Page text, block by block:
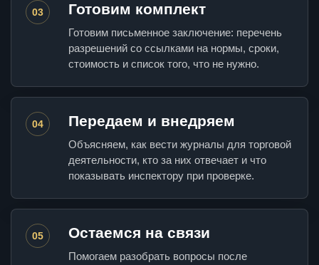
03 Готовим комплект
Готовим письменное заключение: перечень
разрешений со ссылками на нормы, сроки,
стоимость и список того, что не нужно.
04 Передаем и внедряем
Объясняем, как вести журналы для торговой
деятельности, кто за них отвечает и что
показывать инспектору при проверке.
05 Остаемся на связи
Помогаем разобрать вопросы после